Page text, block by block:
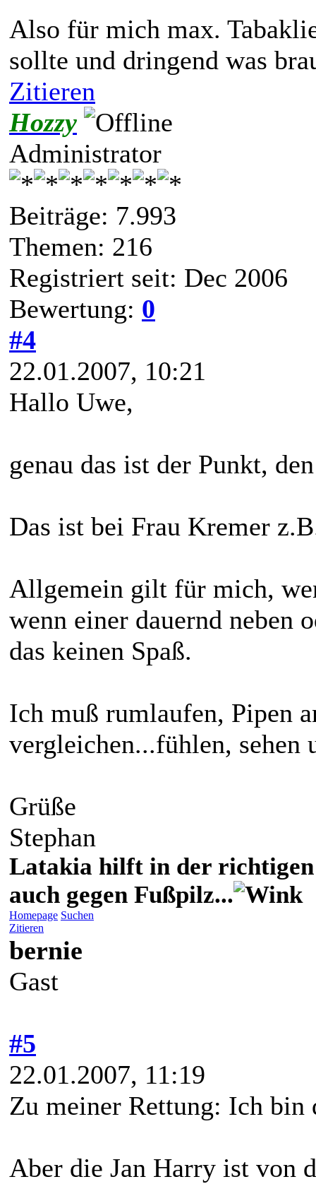
Also für mich max.
sollte und dringend was
Zitieren
Hozzy
Administrator
Beiträge: 7.993
Themen: 216
Registriert seit: Dec 2006
Bewertung: 0
#4
22.01.2007, 10:21
Hallo Uwe,
genau das ist der Punkt,
Das ist bei Frau Kremer
Allgemein gilt für mich,
wenn einer dauernd neben
das keinen Spaß.
Ich muß rumlaufen, Pipen
vergleichen...fühlen,
Grüße
Stephan
Latakia hilft in der richtigen
auch gegen Fußpilz...
Homepage Suchen
Zitieren
bernie
Gast
#5
22.01.2007, 11:19
Zu meiner Rettung: Ich bin
Aber die Jan Harry ist von